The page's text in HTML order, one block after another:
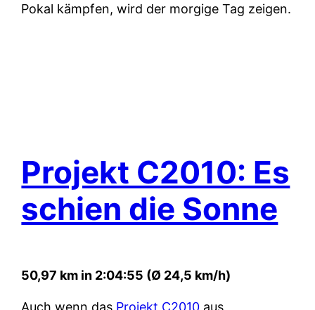
Pokal kämpfen, wird der morgige Tag zeigen.
Projekt C2010: Es
schien die Sonne
50,97 km in 2:04:55 (Ø 24,5 km/h)
Auch wenn das Projekt C2010 aus